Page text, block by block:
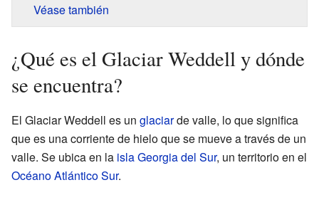
Véase también
¿Qué es el Glaciar Weddell y dónde
se encuentra?
El Glaciar Weddell es un glaciarde valle, lo que significa
que es una corriente de hielo que se mueve a través de un
valle. Se ubica en la isla Georgia del Sur, un territorio en el
Océano Atlántico Sur.